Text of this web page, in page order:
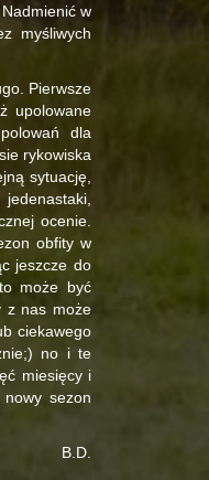
w
myśliwych
Pierwsze
upolowane
dla
rykowiska
sytuację,
ocenie.
obfity w
jeszcze do
może być
z nas może
ciekawego
no i te
miesięcy i
sezon
B.D.